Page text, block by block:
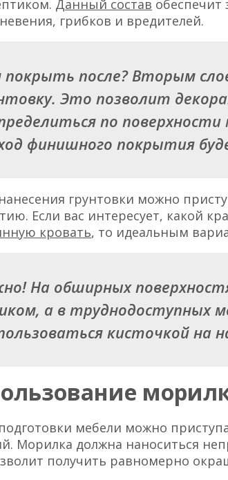
Данный состав обеспечит
грибков и вредителей.
покрыть после? Вторым
Это позволит
по
финишного покрытия
грунтовки можно
Если вас интересует, какой
кровать, то идеальным
На обширных
а в труднодоступных
кисточкой на
мебели можно
Морилка должна наноситься
получить равномерно